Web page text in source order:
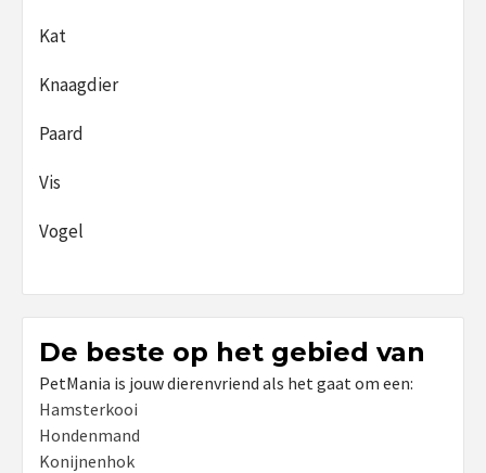
Kat
Knaagdier
Paard
Vis
Vogel
De beste op het gebied van
PetMania is jouw dierenvriend als het gaat om een:
Hamsterkooi
Hondenmand
Konijnenhok